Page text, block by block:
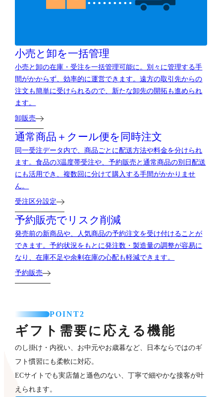
小売と卸を一括管理
小売と卸の在庫・受注を一括管理可能に。別々に管理する手
間がかからず、効率的に運営できます。遠方の取引先からの
注文も簡単に受けられるので、新たな卸先の開拓も進められ
ます。
卸販売
通常商品＋クール便を同時注文
同一受注データ内で、商品ごとに配送方法や料金を分けられ
ます。食品の3温度帯受注や、予約販売と通常商品の別日配送
にも活用でき、複数回に分けて購入する手間がかかりませ
ん。
受注区分設定
予約販売でリスク削減
発売前の新商品や、人気商品の予約注文を受け付けることが
できます。予約状況をもとに発注数・製造量の調整が容易に
なり、在庫不足や余剰在庫の心配も軽減できます。
予約販売
POINT2
ギフト需要に応える機能
のし掛け・内祝い、お中元やお歳暮など、日本ならではのギ
フト慣習にも柔軟に対応。
ECサイトでも実店舗と遜色のない、丁寧で細やかな接客が叶
えられます。